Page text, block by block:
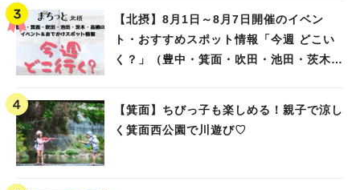
【北摂】8月1日～8月7日開催のイベン
ト・おすすめスポット情報「今週 どこい
く？」（豊中・箕面・吹田・池田・茨木・
【箕面】ちびっ子も楽しめる！親子で涼し
く箕面西公園で川遊び♡